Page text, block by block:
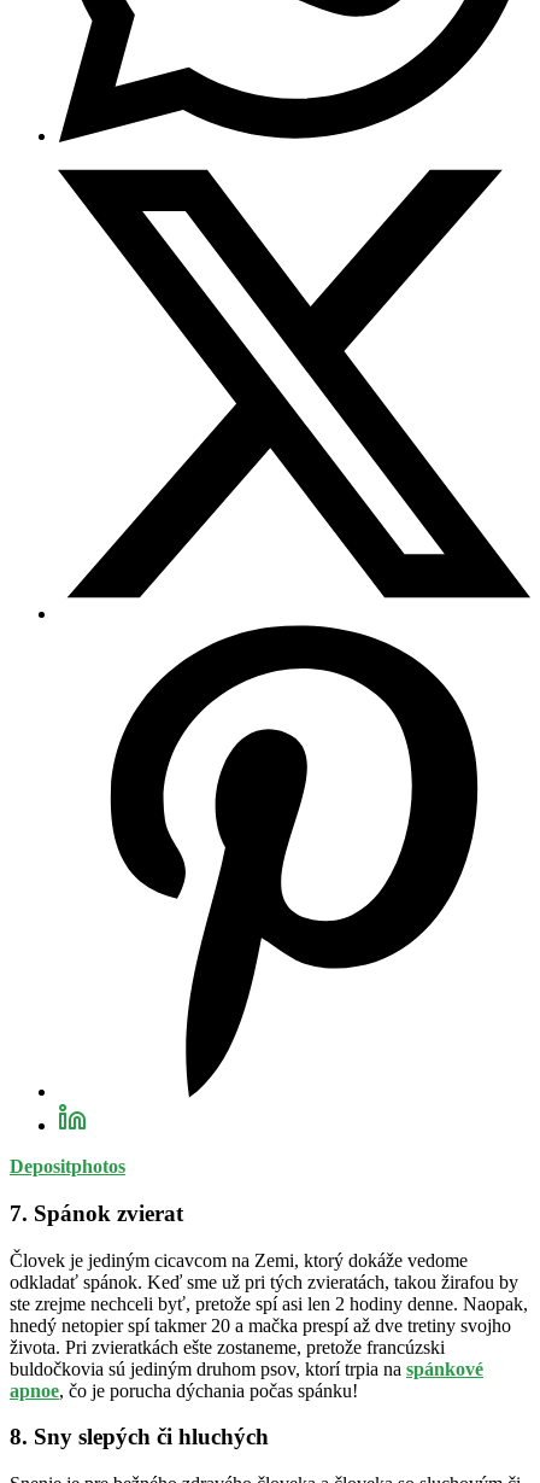
Depositphotos
7. Spánok zvierat
Človek je jediným cicavcom na Zemi, ktorý dokáže vedome
odkladať spánok. Keď sme už pri tých zvieratách, takou žirafou by
ste zrejme nechceli byť, pretože spí asi len 2 hodiny denne. Naopak,
hnedý netopier spí takmer 20 a mačka prespí až dve tretiny svojho
života. Pri zvieratkách ešte zostaneme, pretože francúzski
buldočkovia sú jediným druhom psov, ktorí trpia na spánkové
apnoe, čo je porucha dýchania počas spánku!
8. Sny slepých či hluchých